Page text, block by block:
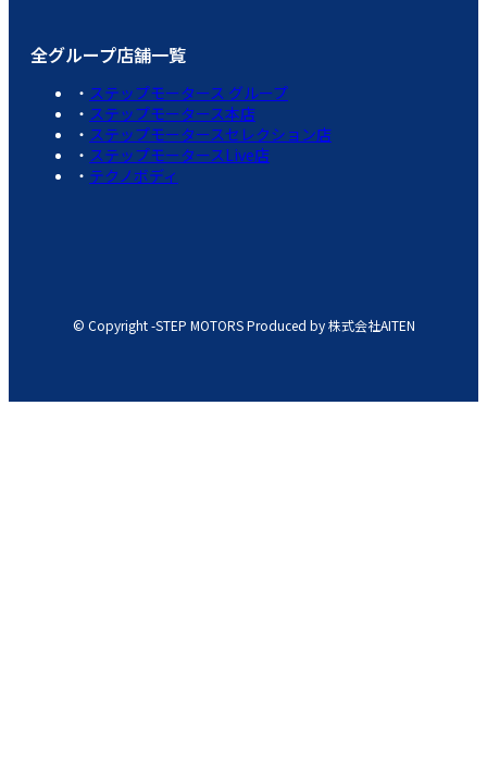
全グループ店舗一覧
ステップモータース グループ
ステップモータース本店
ステップモータースセレクション店
ステップモータースLive店
テクノボディ
© Copyright -STEP MOTORS Produced by 株式会社AITEN